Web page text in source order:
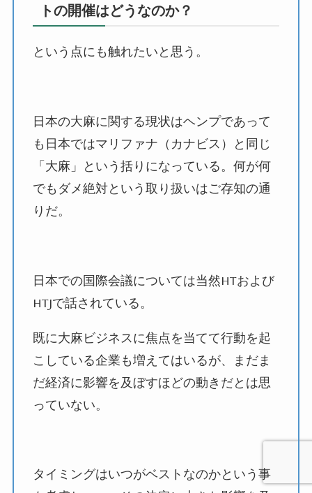
トの開催はどうなのか？
という点にも触れたいと思う。
日本の大麻に関する現状はヘンプであって
も日本ではマリファナ（カナビス）と同じ
「大麻」という括りになっている。何が何
でもダメ絶対という取り扱いはご存知の通
りだ。
日本での国際会議については当然HTおよび
HTJで話されている。
既に大麻ビジネスに焦点を当てて行動を起
こしている企業も増えてはいるが、まだま
だ経済に影響を及ぼすほどの動きだとは思
っていない。
タイミングはいつがベストなのかという事